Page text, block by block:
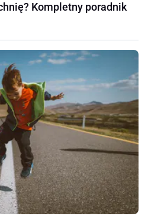
Kompletny poradnik